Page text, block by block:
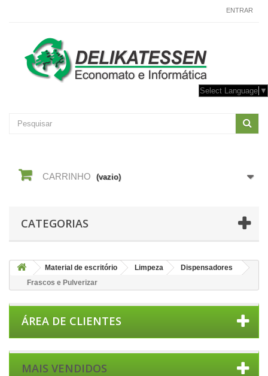
ENTRAR
Select Language ▼
CARRINHO (vazio)
CATEGORIAS
Material de escritório Limpeza
Dispensadores
Frascos e Pulverizar
ÁREA DE CLIENTES
MAIS VENDIDOS